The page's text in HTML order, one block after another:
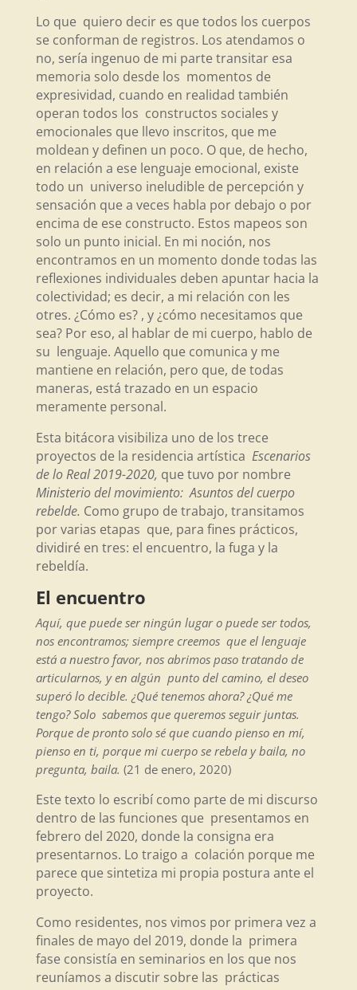
Lo que quiero decir es que todos los cuerpos
se conforman de registros. Los atendamos o
no, sería ingenuo de mi parte transitar esa
memoria solo desde los momentos de
expresividad, cuando en realidad también
operan todos los constructos sociales y
emocionales que llevo inscritos, que me
moldean y definen un poco. O que, de hecho,
en relación a ese lenguaje emocional, existe
todo un universo ineludible de percepción y
sensación que a veces habla por debajo o por
encima de ese constructo. Estos mapeos son
solo un punto inicial. En mi noción, nos
encontramos en un momento donde todas las
reflexiones individuales deben apuntar hacia la
colectividad; es decir, a mi relación con les
otres. ¿Cómo es? , y ¿cómo necesitamos que
sea? Por eso, al hablar de mi cuerpo, hablo de
su lenguaje. Aquello que comunica y me
mantiene en relación, pero que, de todas
maneras, está trazado en un espacio
meramente personal.
Esta bitácora visibiliza uno de los trece
proyectos de la residencia artística Escenarios
de lo Real 2019-2020, que tuvo por nombre
Ministerio del movimiento: Asuntos del cuerpo
rebelde. Como grupo de trabajo, transitamos
por varias etapas que, para fines prácticos,
dividiré en tres: el encuentro, la fuga y la
rebeldía.
El encuentro
Aquí, que puede ser ningún lugar o puede ser todos,
nos encontramos; siempre creemos que el lenguaje
está a nuestro favor, nos abrimos paso tratando de
articularnos, y en algún punto del camino, el deseo
superó lo decible. ¿Qué tenemos ahora? ¿Qué me
tengo? Solo sabemos que queremos seguir juntas.
Porque de pronto solo sé que cuando pienso en mí,
pienso en ti, porque mi cuerpo se rebela y baila, no
pregunta, baila. (21 de enero, 2020)
Este texto lo escribí como parte de mi discurso
dentro de las funciones que presentamos en
febrero del 2020, donde la consigna era
presentarnos. Lo traigo a colación porque me
parece que sintetiza mi propia postura ante el
proyecto.
Como residentes, nos vimos por primera vez a
finales de mayo del 2019, donde la primera
fase consistía en seminarios en los que nos
reuníamos a discutir sobre las prácticas